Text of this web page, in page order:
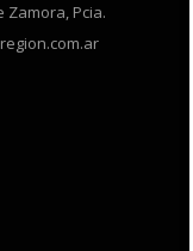
Zamora, Pcia.